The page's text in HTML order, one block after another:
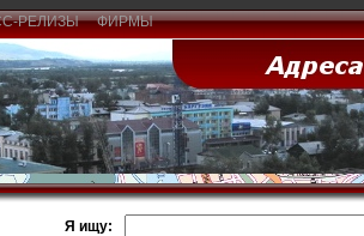
РЕЛИЗЫ ФИРМЫ
Я ищу: